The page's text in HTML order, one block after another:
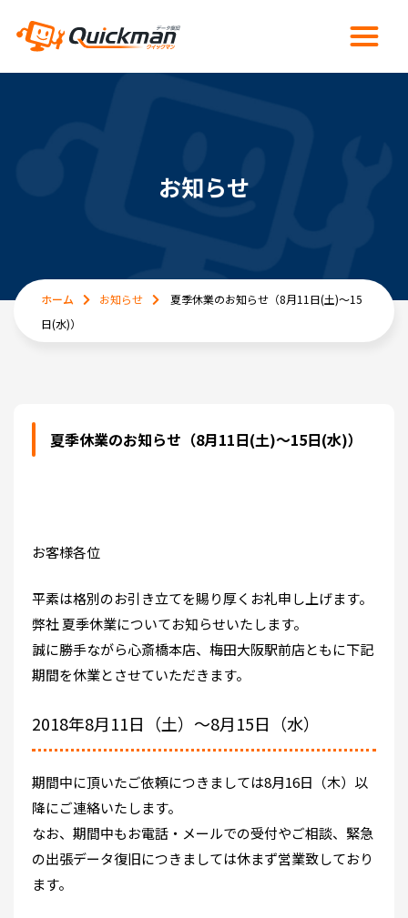
お知らせ
ホーム お知らせ
夏季休業のお知らせ（8月11日(土)～15
日(水)）
夏季休業のお知らせ（8月11日(土)～15日(水)）
お客様各位
平素は格別のお引き立てを賜り厚くお礼申し上げます。
弊社 夏季休業についてお知らせいたします。
誠に勝手ながら心斎橋本店、梅田大阪駅前店ともに下記
期間を休業とさせていただきます。
2018年8月11日（土）～8月15日（水）
期間中に頂いたご依頼につきましては8月16日（木）以
降にご連絡いたします。
なお、期間中もお電話・メールでの受付やご相談、緊急
の出張データ復旧につきましては休まず営業致しており
ます。